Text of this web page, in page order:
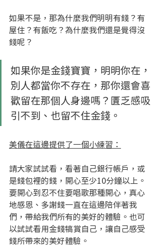
如果不是，那為什麼我們明明有錢？有
屋住？有飯吃？為什麼我們還是覺得沒
錢呢？
如果你是金錢寶寶，明明你在，
別人都當你不存在，那你還會喜
歡留在那個人身邊嗎？匱乏感吸
引不到、也留不住金錢。
美儀在這邊提供了一個小練習：
請大家試試看，看著自己銀行帳戶，或
是錢包裡的錢，開心至少10分鐘以上。
要開心到忍不住要唱歌那種開心，真心
地感恩、多謝錢一直在這邊陪伴著我
們，帶給我們所有的美好的體驗。也可
以試試看用金錢犒賞自己，讓自己感受
錢所帶來的美好體驗。